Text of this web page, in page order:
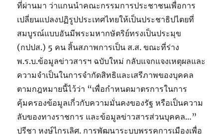
ที่ผ่านมา ว่าแกนนำคณะกรรมการประชาชนเพื่อการ
เปลี่ยนแปลงปฏิรูปประเทศไทยให้เป็นประชาธิปไตยที่
สมบูรณ์แบบอันมีพระมหากษัตริย์ทรงเป็นประมุข
(กปปส.) 5 คน สิ้นสภาพการเป็น ส.ส. ขณะที่ร่าง
พ.ร.บ.ข้อมูลข่าวสารฯ ฉบับใหม่ กลับแจกแจงเหตุผลและ
ความจำเป็นในการจำกัดสิทธิและเสรีภาพของบุคคล
ตามกฎหมายนี้ไว้ว่า “เพื่อกำหนดมาตรการในการ
คุ้มครองข้อมูลเกี่วกับความมั่นคงของรัฐ หรือเป็นความ
ลับของทางราชการ และข้อมูลข่าวสารส่วนบุคคล…”
ปรีชา หงษ์ไกรเลิศ. การพัฒนาระบบพรรคการเมืองเพื่อ